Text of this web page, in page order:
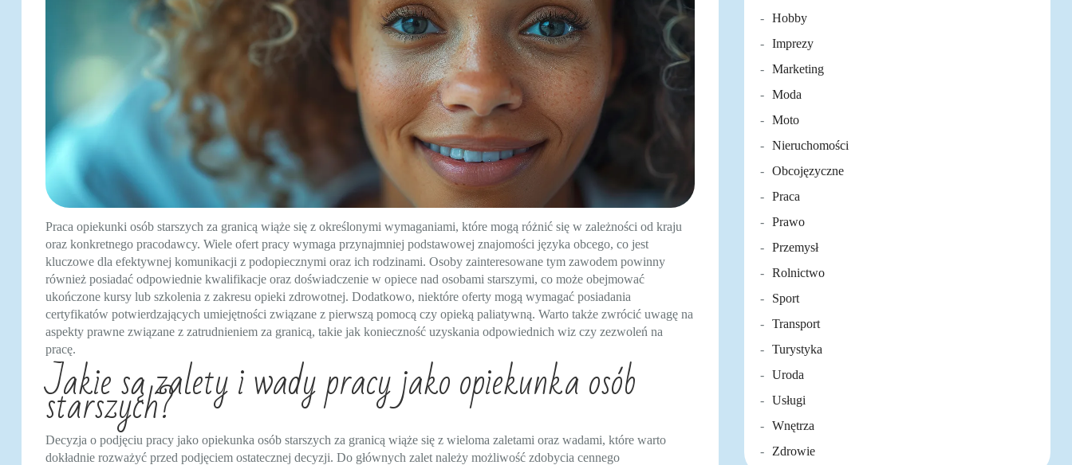
Praca opiekunki osób starszych za granicą wiąże się z określonymi wymaganiami, które mogą różnić się w zależności od kraju
oraz konkretnego pracodawcy. Wiele ofert pracy wymaga przynajmniej podstawowej znajomości języka obcego, co jest
kluczowe dla efektywnej komunikacji z podopiecznymi oraz ich rodzinami. Osoby zainteresowane tym zawodem powinny
również posiadać odpowiednie kwalifikacje oraz doświadczenie w opiece nad osobami starszymi, co może obejmować
ukończone kursy lub szkolenia z zakresu opieki zdrowotnej. Dodatkowo, niektóre oferty mogą wymagać posiadania
certyfikatów potwierdzających umiejętności związane z pierwszą pomocą czy opieką paliatywną. Warto także zwrócić uwagę na
aspekty prawne związane z zatrudnieniem za granicą, takie jak konieczność uzyskania odpowiednich wiz czy zezwoleń na
pracę.
Jakie są zalety i wady pracy jako opiekunka osób
starszych?
Decyzja o podjęciu pracy jako opiekunka osób starszych za granicą wiąże się z wieloma zaletami oraz wadami, które warto
dokładnie rozważyć przed podjęciem ostatecznej decyzji. Do głównych zalet należy możliwość zdobycia cennego
Hobby
Imprezy
Marketing
Moda
Moto
Nieruchomości
Obcojęzyczne
Praca
Prawo
Przemysł
Rolnictwo
Sport
Transport
Turystyka
Uroda
Usługi
Wnętrza
Zdrowie